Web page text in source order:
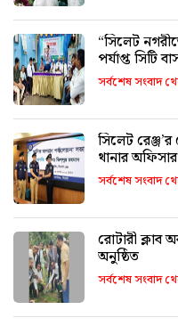
“সিলেট
পর্যাপ্ত সিটি
সর্বশেষ সংবাদ
সিলেট রেঞ্জ’র
থানার
সর্বশেষ সংবাদ
রোটারী ক্লাব
অনুষ্ঠিত
সর্বশেষ সংবাদ